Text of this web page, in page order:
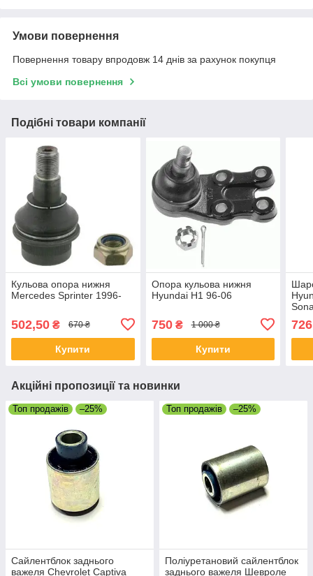
Умови повернення
Повернення товару впродовж 14 днів за рахунок покупця
Всі умови повернення
Подібні товари компанії
Кульова опора нижня
Mercedes Sprinter 1996-
502,50 ₴ 670 ₴
Купити
Опора кульова нижня
Hyundai H1 96-06
750₴ 1 000 ₴
Купити
Акційні пропозиції та новинки
Топ продажів –25%
Сайлентблок заднього
важеля Chevrolet Captiva
Топ продажів –25%
Поліуретановий сайлентблок
заднього важеля Шевроле